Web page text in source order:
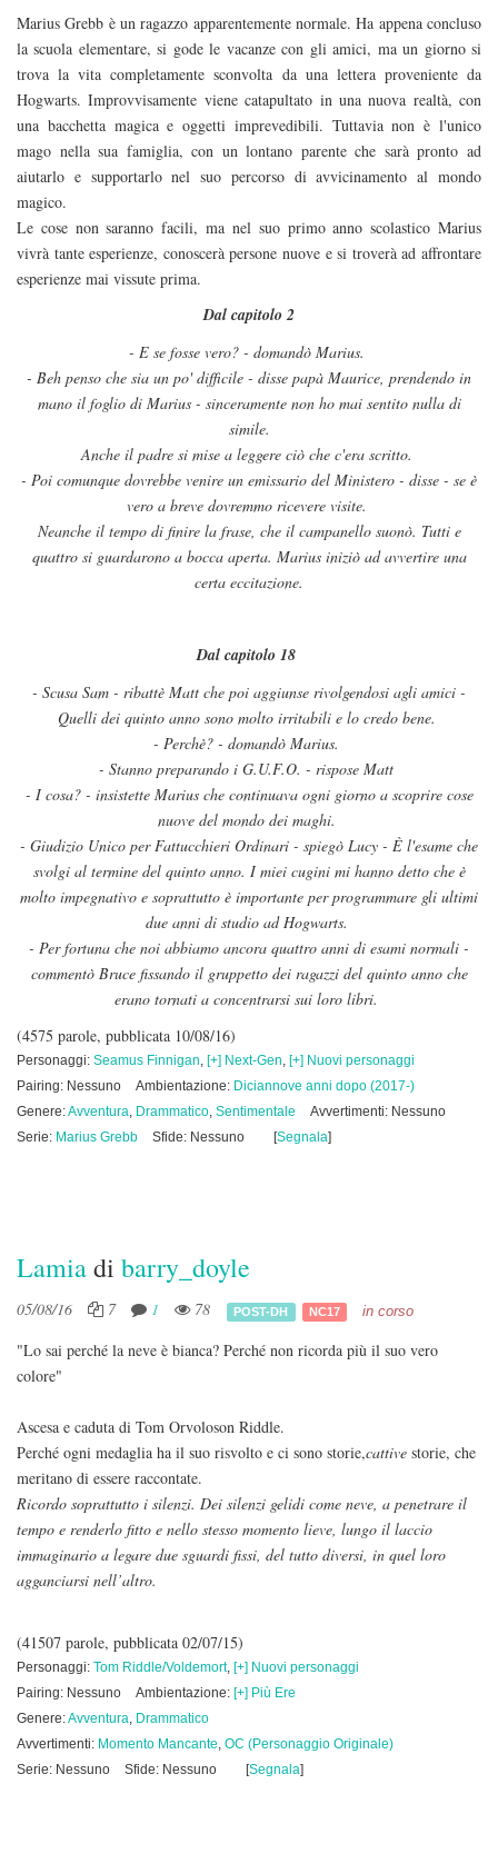
Marius Grebb è un ragazzo apparentemente normale. Ha appena concluso
la scuola elementare, si gode le vacanze con gli amici, ma un giorno si
trova la vita completamente sconvolta da una lettera proveniente da
Hogwarts. Improvvisamente viene catapultato in una nuova realtà, con
una bacchetta magica e oggetti imprevedibili. Tuttavia non è l'unico
mago nella sua famiglia, con un lontano parente che sarà pronto ad
aiutarlo e supportarlo nel suo percorso di avvicinamento al mondo
magico.
Le cose non saranno facili, ma nel suo primo anno scolastico Marius
vivrà tante esperienze, conoscerà persone nuove e si troverà ad affrontare
esperienze mai vissute prima.
Dal capitolo 2
- E se fosse vero? - domandò Marius.
- Beh penso che sia un po' difficile - disse papà Maurice, prendendo in
mano il foglio di Marius - sinceramente non ho mai sentito nulla di
simile.
Anche il padre si mise a leggere ciò che c'era scritto.
- Poi comunque dovrebbe venire un emissario del Ministero - disse - se è
vero a breve dovremmo ricevere visite.
Neanche il tempo di finire la frase, che il campanello suonò. Tutti e
quattro si guardarono a bocca aperta. Marius iniziò ad avvertire una
certa eccitazione.
Dal capitolo 18
- Scusa Sam - ribattè Matt che poi aggiunse rivolgendosi agli amici -
Quelli dei quinto anno sono molto irritabili e lo credo bene.
- Perchè? - domandò Marius.
- Stanno preparando i G.U.F.O. - rispose Matt
- I cosa? - insistette Marius che continuava ogni giorno a scoprire cose
nuove del mondo dei maghi.
- Giudizio Unico per Fattucchieri Ordinari - spiegò Lucy - È l'esame che
svolgi al termine del quinto anno. I miei cugini mi hanno detto che è
molto impegnativo e soprattutto è importante per programmare gli ultimi
due anni di studio ad Hogwarts.
- Per fortuna che noi abbiamo ancora quattro anni di esami normali -
commentò Bruce fissando il gruppetto dei ragazzi del quinto anno che
erano tornati a concentrarsi sui loro libri.
(4575 parole, pubblicata 10/08/16)
Personaggi: Seamus Finnigan, [+] Next-Gen, [+] Nuovi personaggi
Pairing: Nessuno
Ambientazione: Diciannove anni dopo (2017-)
Genere:Avventura, Drammatico, Sentimentale
Avvertimenti: Nessuno
Serie: Marius Grebb Sfide: Nessuno [Segnala]
Lamiadi barry_doyle
05/08/16 7 1 78 POST-DH NC17 in corso
"Lo sai perché la neve è bianca? Perché non ricorda più il suo vero
colore"
Ascesa e caduta di Tom Orvoloson Riddle.
Perché ogni medaglia ha il suo risvolto e ci sono storie,cattive storie, che
meritano di essere raccontate.
Ricordo soprattutto i silenzi. Dei silenzi gelidi come neve, a penetrare il
tempo e renderlo fitto e nello stesso momento lieve, lungo il laccio
immaginario a legare due sguardi fissi, del tutto diversi, in quel loro
agganciarsi nell’altro.
(41507 parole, pubblicata 02/07/15)
Personaggi: Tom Riddle/Voldemort, [+] Nuovi personaggi
Pairing: Nessuno
Ambientazione: [+] Più Ere
Genere:Avventura, Drammatico
Avvertimenti: Momento Mancante, OC (Personaggio Originale)
Serie: Nessuno
Sfide: Nessuno [Segnala]